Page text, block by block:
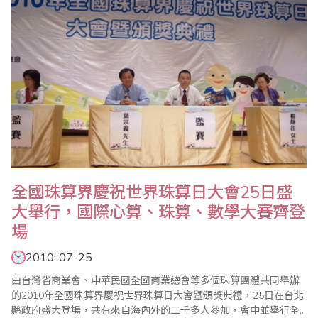
全國珠算界慶祝世界珠算日大會25日盛
大舉行，國際心算、珠算、數學大賽齊登
場
2010-07-25
由台灣省商業會、中華民國全國商業總會等多個珠算團體共同舉辦
的2010年全國珠算界慶祝世界珠算日大會暨頒獎典禮，25日在台北
縣政府盛大登場，共有來自海內外的二千多人參加，會中並舉行全